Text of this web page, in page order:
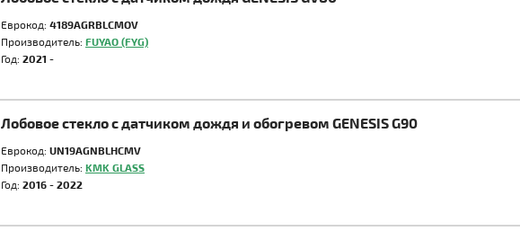
Еврокод: 4189AGRBLCMOV
Производитель: FUYAO (FYG)
Год: 2021 -
Лобовое стекло с датчиком дождя и обогревом GENESIS G90
Еврокод: UN19AGNBLHCMV
Производитель: KMK GLASS
Год: 2016 - 2022